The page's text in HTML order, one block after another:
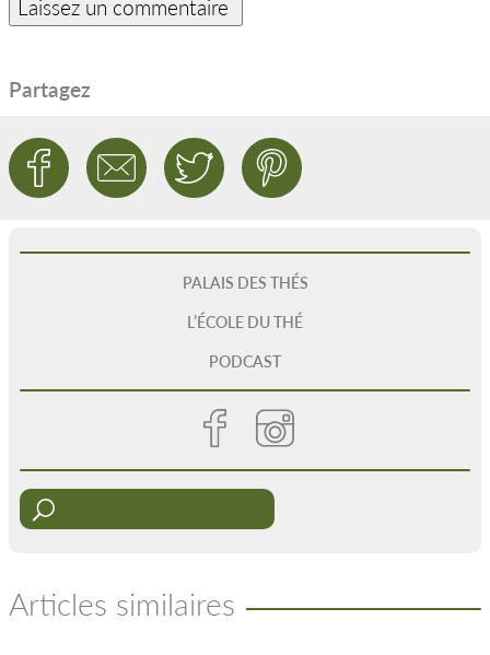
Partagez
PALAIS DES THÉS
L’ÉCOLE DU THÉ
PODCAST
Articles similaires